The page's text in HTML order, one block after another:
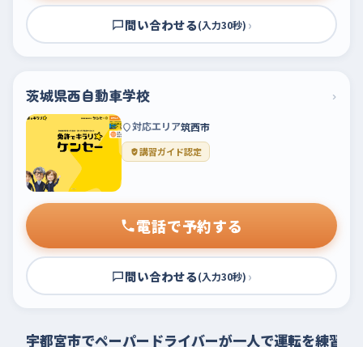
問い合わせる(入力30秒) ›
茨城県西自動車学校 ›
対応エリア筑西市
講習ガイド認定
電話で予約する
問い合わせる(入力30秒) ›
宇都宮市でペーパードライバーが一人で運転を練習す